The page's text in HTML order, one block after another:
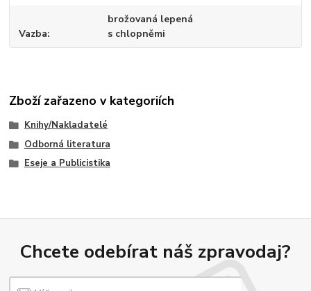
Vazba
brožovaná lepená
s chlopněmi
Zboží zařazeno v kategoriích
Knihy/Nakladatelé
Odborná literatura
Eseje a Publicistika
Chcete odebírat náš zpravodaj?